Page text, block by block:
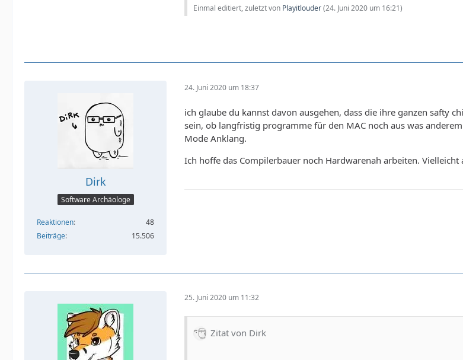
Einmal editiert, zuletzt von Playitlouder(24. Juni 2020 um 16:21)
Dirk
Software Archäologe
Reaktionen
48
Beiträge
15.506
24. Juni 2020 um 18:37
ich glaube du kannst davon ausgehen, dass die ihre ganzen safty
sein, ob langfristig programme für den MAC noch aus was
Mode Anklang.
Ich hoffe das Compilerbauer noch Hardwarenah arbeiten. Vielleicht
25. Juni 2020 um 11:32
Zitat von Dirk